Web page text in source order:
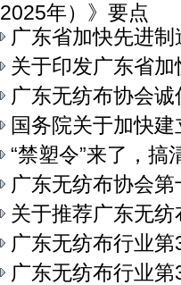
2025年）》要点
广东省加快先进
关于印发广东省
广东无纺布协会
国务院关于加快
“禁塑令”来了，
广东无纺布协会
关于推荐广东无
广东无纺布行业
广东无纺布行业